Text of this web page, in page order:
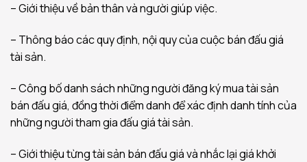
– Giới thiệu về bản thân và người giúp việc.
– Thông báo các quy định, nội quy của cuộc bán đấu giá
tài sản.
– Công bố danh sách những người đăng ký mua tài sản
bán đấu giá, đồng thời điểm danh để xác định danh tính của
những người tham gia đấu giá tài sản.
– Giới thiệu từng tài sản bán đấu giá và nhắc lại giá khởi